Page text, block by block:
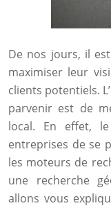
De nos jours, il
maximiser leur
clients potentiels.
parvenir est de
local. En effet,
entreprises de se
les moteurs de
une recherche
allons vous